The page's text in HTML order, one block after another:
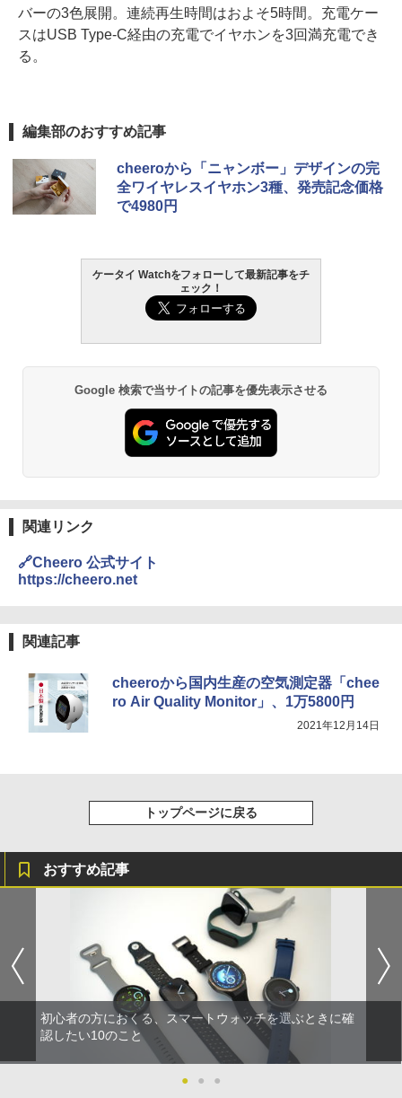
バーの3色展開。連続再生時間はおよそ5時間。充電ケー
スはUSB Type-C経由の充電でイヤホンを3回満充電でき
る。
編集部のおすすめ記事
cheeroから「ニャンボー」デザインの完
全ワイヤレスイヤホン3種、発売記念価格
で4980円
ケータイ Watchをフォローして最新記事をチ
ェック！
Google 検索で当サイトの記事を優先表示させる
関連リンク
🔗Cheero 公式サイト
https://cheero.net
関連記事
cheeroから国内生産の空気測定器「chee
ro Air Quality Monitor」、1万5800円
2021年12月14日
トップページに戻る
おすすめ記事
初心者の方におくる、スマートウォッチを選ぶときに確
認したい10のこと
● ● ●